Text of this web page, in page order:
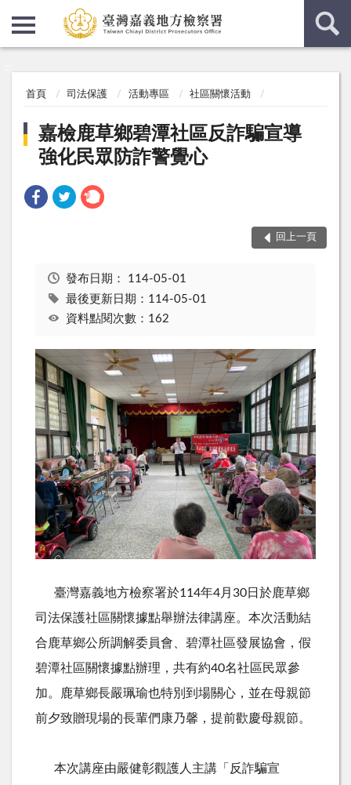
首頁 司法保護 活動專區 社區關懷活動
嘉檢鹿草鄉碧潭社區反詐騙宣導
強化民眾防詐警覺心
回上一頁
發布日期： 114-05-01
最後更新日期：114-05-01
資料點閱次數：162
臺灣嘉義地方檢察署於114年4月30日於鹿草鄉
司法保護社區關懷據點舉辦法律講座。本次活動結
合鹿草鄉公所調解委員會、碧潭社區發展協會，假
碧潭社區關懷據點辦理，共有約40名社區民眾參
加。鹿草鄉長嚴珮瑜也特別到場關心，並在母親節
前夕致贈現場的長輩們康乃馨，提前歡慶母親節。
本次講座由嚴健彰觀護人主講「反詐騙宣